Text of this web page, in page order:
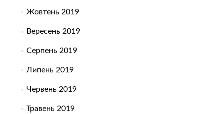
Жовтень 2019
Вересень 2019
Серпень 2019
Липень 2019
Червень 2019
Травень 2019